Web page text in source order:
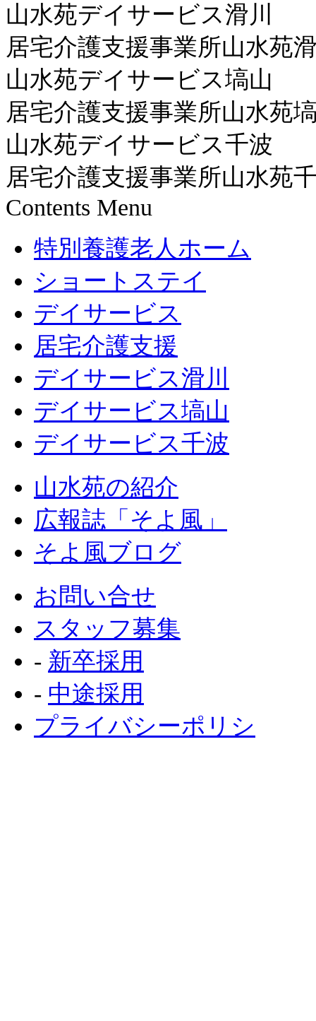
山水苑デイサービス滑川
居宅介護支援事業所山水苑
山水苑デイサービス塙山
居宅介護支援事業所山水苑
山水苑デイサービス千波
居宅介護支援事業所山水苑
Contents Menu
特別養護老人ホーム
ショートステイ
デイサービス
居宅介護支援
デイサービス滑川
デイサービス塙山
デイサービス千波
山水苑の紹介
広報誌「そよ風」
そよ風ブログ
お問い合せ
スタッフ募集
‐ 新卒採用
‐ 中途採用
プライバシーポリシ